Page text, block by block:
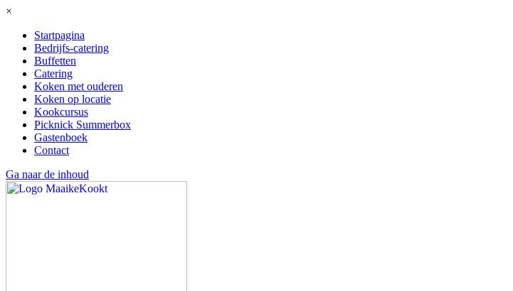
×
Startpagina
Bedrijfs-catering
Buffetten
Catering
Koken met ouderen
Koken op locatie
Kookcursus
Picknick Summerbox
Gastenboek
Contact
Ga naar de inhoud